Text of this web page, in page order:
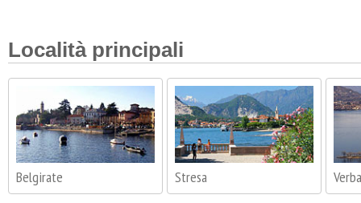
Località principali
Belgirate Stresa